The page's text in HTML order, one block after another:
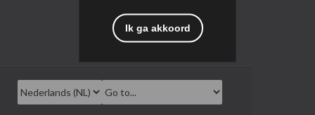
Ik ga akkoord